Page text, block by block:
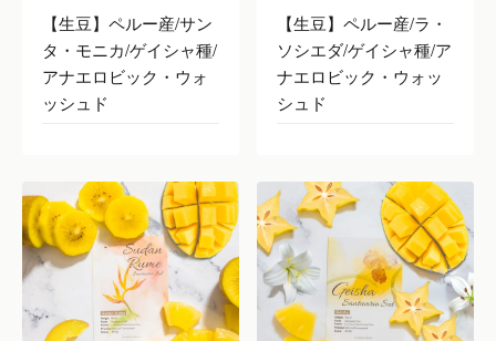
【生豆】ペルー産/サン
タ・モニカ/ゲイシャ種/
アナエロビック・ウォ
ッシュド
【生豆】ペルー産/ラ・
ソシエダ/ゲイシャ種/ア
ナエロビック・ウォッ
シュド